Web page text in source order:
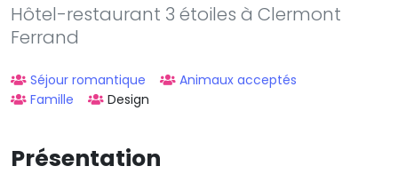
Hôtel-restaurant 3 étoiles à Clermont
Ferrand
Séjour romantique
Animaux acceptés
Famille
Design
Présentation